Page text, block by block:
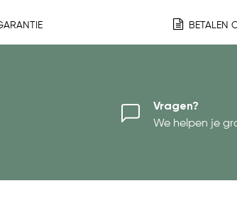
BETALEN
Vragen?
We helpen je